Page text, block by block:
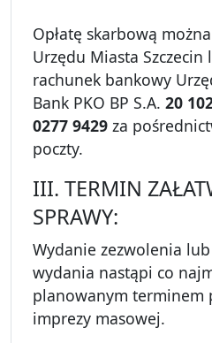
Opłatę skarbową
Urzędu Miasta
rachunek bankowy
Bank PKO BP S.A. 20
0277 9429 za
poczty.
III. TERMIN
SPRAWY:
Wydanie zezwolenia
wydania nastąpi co
planowanym terminem
imprezy masowej.